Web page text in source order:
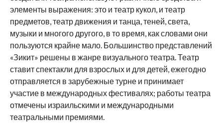
элементы выражения: это и театр кукол, и театр
предметов, театр движения и танца, теней, света,
музыки и многого другого, в то время, как словами они
пользуются крайне мало. Большинство представлений
«Зикит» решены в жанре визуального театра. Театр
ставит спектакли для взрослых и для детей, ежегодно
отправляется в зарубежные турне и принимает
участие в международных фестивалях; работы театра
отмечены израильскими и международными
театральными премиями.